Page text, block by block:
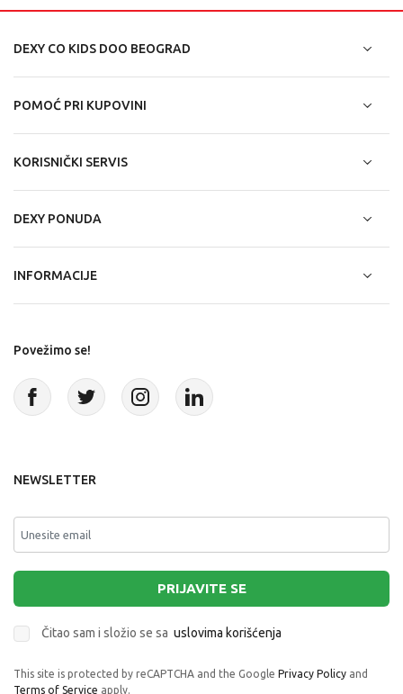
DEXY CO KIDS DOO BEOGRAD
POMOĆ PRI KUPOVINI
KORISNIČKI SERVIS
DEXY PONUDA
INFORMACIJE
Povežimo se!
NEWSLETTER
PRIJAVITE SE
Čitao sam i složio se sa uslovima korišćenja
This site is protected by reCAPTCHA and the Google Privacy Policy and
Terms of Service apply.